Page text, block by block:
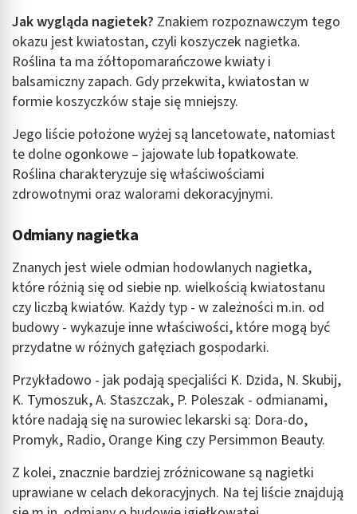
Jak wygląda nagietek? Znakiem rozpoznawczym tego
okazu jest kwiatostan, czyli koszyczek nagietka.
Roślina ta ma żółtopomarańczowe kwiaty i
balsamiczny zapach. Gdy przekwita, kwiatostan w
formie koszyczków staje się mniejszy.
Jego liście położone wyżej są lancetowate, natomiast
te dolne ogonkowe – jajowate lub łopatkowate.
Roślina charakteryzuje się właściwościami
zdrowotnymi oraz walorami dekoracyjnymi.
Odmiany nagietka
Znanych jest wiele odmian hodowlanych nagietka,
które różnią się od siebie np. wielkością kwiatostanu
czy liczbą kwiatów. Każdy typ - w zależności m.in. od
budowy - wykazuje inne właściwości, które mogą być
przydatne w różnych gałęziach gospodarki.
Przykładowo - jak podają specjaliści K. Dzida, N. Skubij,
K. Tymoszuk, A. Staszczak, P. Poleszak - odmianami,
które nadają się na surowiec lekarski są: Dora-do,
Promyk, Radio, Orange King czy Persimmon Beauty.
Z kolei, znacznie bardziej zróżnicowane są nagietki
uprawiane w celach dekoracyjnych. Na tej liście znajdują